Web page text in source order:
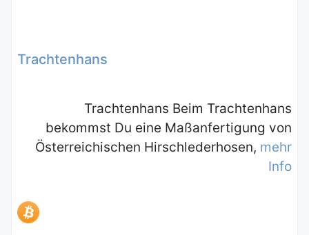
Trachtenhans
Trachtenhans Beim Trachtenhans
bekommst Du eine Maßanfertigung von
Österreichischen Hirschlederhosen, mehr
Info